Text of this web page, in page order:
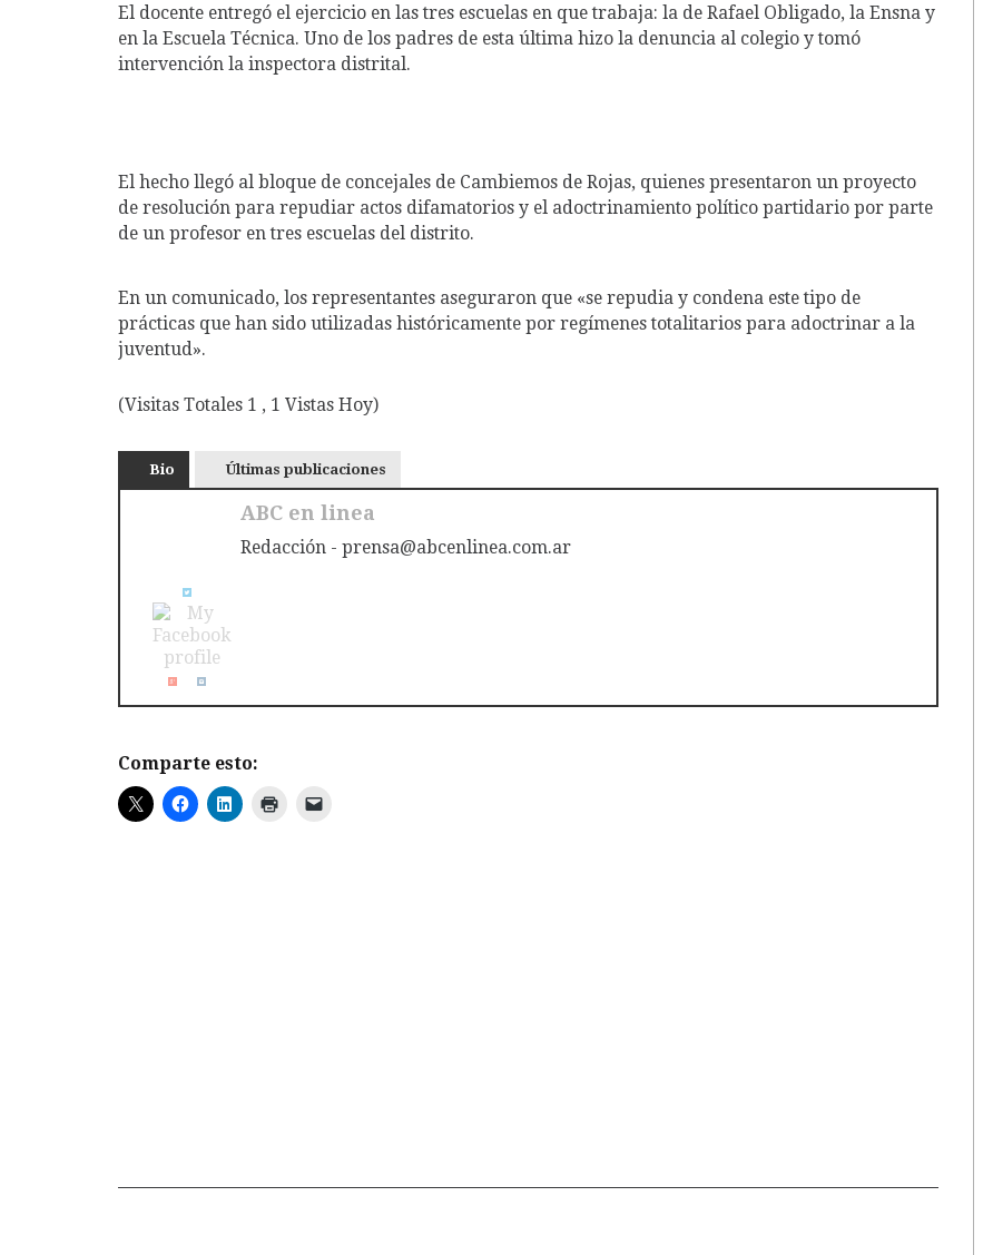
El docente entregó el ejercicio en las tres escuelas en que trabaja: la de Rafael Obligado, la Ensna y
en la Escuela Técnica. Uno de los padres de esta última hizo la denuncia al colegio y tomó
intervención la inspectora distrital.
El hecho llegó al bloque de concejales de Cambiemos de Rojas, quienes presentaron un proyecto
de resolución para repudiar actos difamatorios y el adoctrinamiento político partidario por parte
de un profesor en tres escuelas del distrito.
En un comunicado, los representantes aseguraron que «se repudia y condena este tipo de
prácticas que han sido utilizadas históricamente por regímenes totalitarios para adoctrinar a la
juventud».
(Visitas Totales 1 , 1 Vistas Hoy)
Bio Últimas publicaciones
ABC en linea
Redacción - prensa@abcenlinea.com.ar
Comparte esto: